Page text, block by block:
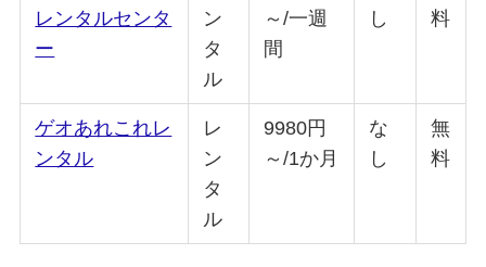
レンタルセンタ
ー
ン
タ
ル
～/一週
間
し
料
ゲオあれこれレ
ンタル
レ
ン
タ
ル
9980円
～/1か月
な
し
無
料